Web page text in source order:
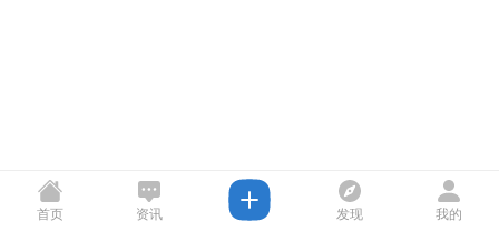
首页 资讯 发现 我的